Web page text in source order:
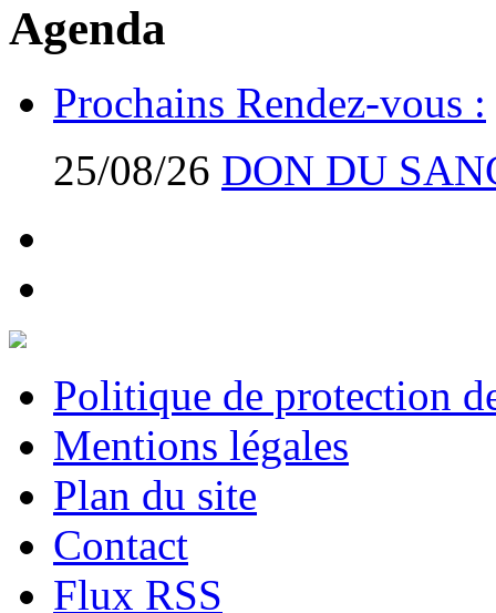
Agenda
Prochains Rendez-vous :
25/08/26 DON DU
Politique de protection
Mentions légales
Plan du site
Contact
Flux RSS